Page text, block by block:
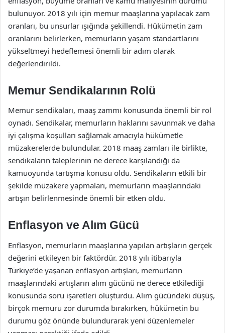
bulunuyor. 2018 yılı için memur maaşlarına yapılacak zam
oranları, bu unsurlar ışığında şekillendi. Hükümetin zam
oranlarını belirlerken, memurların yaşam standartlarını
yükseltmeyi hedeflemesi önemli bir adım olarak
değerlendirildi.
Memur Sendikalarının Rolü
Memur sendikaları, maaş zammı konusunda önemli bir rol
oynadı. Sendikalar, memurların haklarını savunmak ve daha
iyi çalışma koşulları sağlamak amacıyla hükümetle
müzakerelerde bulundular. 2018 maaş zamları ile birlikte,
sendikaların taleplerinin ne derece karşılandığı da
kamuoyunda tartışma konusu oldu. Sendikaların etkili bir
şekilde müzakere yapmaları, memurların maaşlarındaki
artışın belirlenmesinde önemli bir etken oldu.
Enflasyon ve Alım Gücü
Enflasyon, memurların maaşlarına yapılan artışların gerçek
değerini etkileyen bir faktördür. 2018 yılı itibarıyla
Türkiye’de yaşanan enflasyon artışları, memurların
maaşlarındaki artışların alım gücünü ne derece etkilediği
konusunda soru işaretleri oluşturdu. Alım gücündeki düşüş,
birçok memuru zor durumda bırakırken, hükümetin bu
durumu göz önünde bulundurarak yeni düzenlemeler